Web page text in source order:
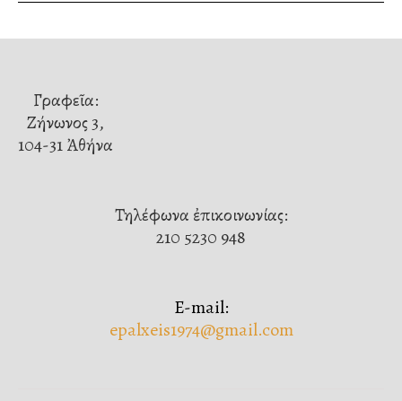
Γραφεῖα:
Ζήνωνος 3,
104-31 Ἀθήνα
Τηλέφωνα ἐπικοινωνίας:
210 5230 948
E-mail:
epalxeis1974@gmail.com